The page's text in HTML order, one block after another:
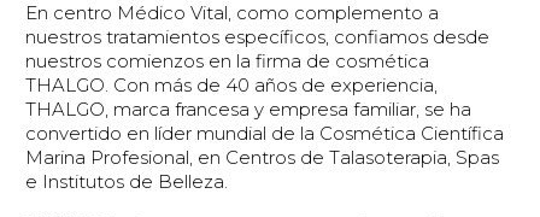
En centro Médico Vital, como complemento a
nuestros tratamientos específicos, confiamos desde
nuestros comienzos en la firma de cosmética
THALGO. Con más de 40 años de experiencia,
THALGO, marca francesa y empresa familiar, se ha
convertido en líder mundial de la Cosmética Científica
Marina Profesional, en Centros de Talasoterapia, Spas
e Institutos de Belleza.